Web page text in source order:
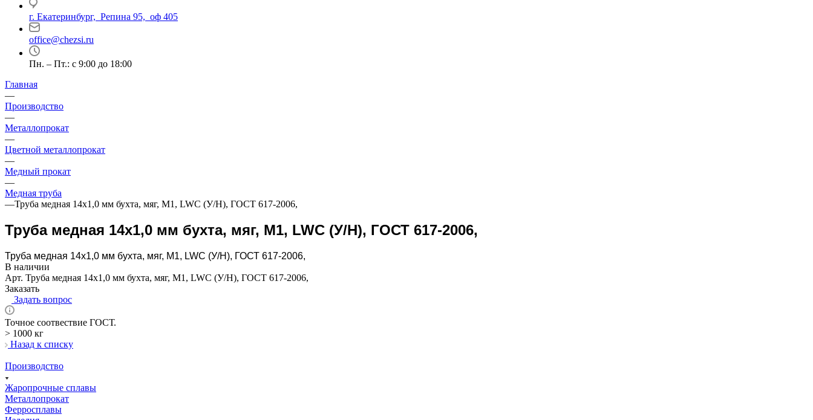
г. Екатеринбург, Репина 95, оф 405
office@chezsi.ru
Пн. – Пт.: с 9:00 до 18:00
Главная
—
Производство
—
Металлопрокат
—
Цветной металлопрокат
—
Медный прокат
—
Медная труба
—Труба медная 14х1,0 мм бухта, мяг, М1, LWC (У/Н), ГОСТ 617-2006,
Труба медная 14х1,0 мм бухта, мяг, М1, LWC (У/Н), ГОСТ 617-2006,
Труба медная 14х1,0 мм бухта, мяг, М1, LWC (У/Н), ГОСТ 617-2006,
В наличии
Арт. Труба медная 14х1,0 мм бухта, мяг, М1, LWC (У/Н), ГОСТ 617-2006,
Заказать
Задать вопрос
Точное соотвествие ГОСТ.
> 1000 кг
Назад к списку
Производство
Жаропрочные сплавы
Металлопрокат
Ферросплавы